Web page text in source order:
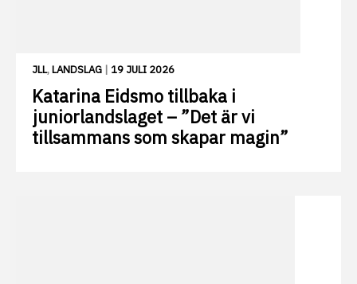
JLL,LANDSLAG | 19 JULI 2026
Katarina Eidsmo tillbaka i
juniorlandslaget – ”Det är vi
tillsammans som skapar magin”